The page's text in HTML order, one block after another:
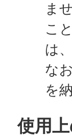
ま
こ
は
な
を
使用